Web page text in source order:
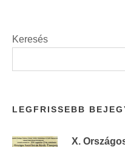
Keresés
LEGFRISSEBB
X.